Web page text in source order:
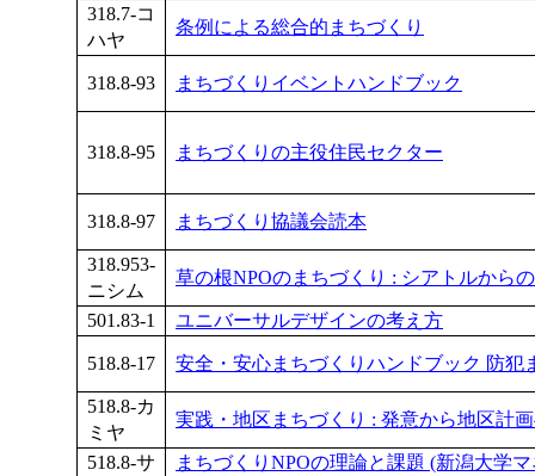
318.7-コ
ハヤ
条例による総合的まちづくり
318.8-93 まちづくりイベントハンドブック
318.8-95 まちづくりの主役住民セクター
318.8-97 まちづくり協議会読本
318.953-
ニシム
草の根NPOのまちづくり : シアトルから
501.83-1 ユニバーサルデザインの考え方
518.8-17 安全・安心まちづくりハンドブック 防犯
518.8-カ
ミヤ
実践・地区まちづくり : 発意から地区計
518.8-サ
まちづくりNPOの理論と課題 (新潟大学